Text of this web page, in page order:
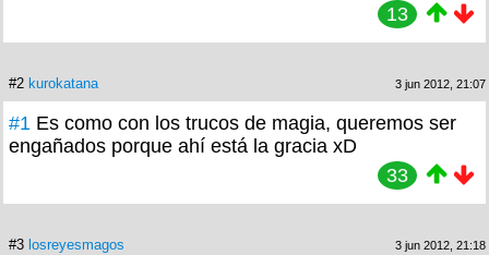
13
#2 kurokatana 3 jun 2012, 21:07
#1 Es como con los trucos de magia, queremos ser
engañados porque ahí está la gracia xD
33
#3 losreyesmagos 3 jun 2012, 21:18